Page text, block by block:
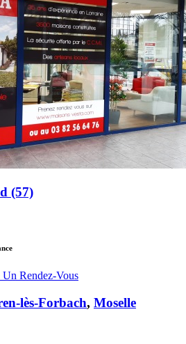
(57)
Un Rendez-Vous
lès-Forbach, Moselle